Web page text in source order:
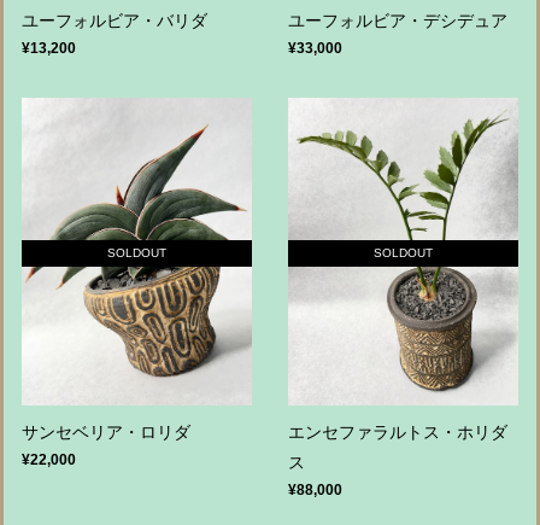
ユーフォルビア・バリダ
¥13,200
ユーフォルビア・デシデュア
¥33,000
SOLDOUT
サンセベリア・ロリダ
¥22,000
SOLDOUT
エンセファラルトス・ホリダ
ス
¥88,000